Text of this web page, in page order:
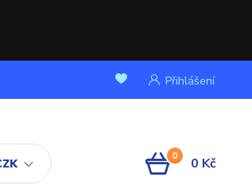
Přihlášení
0 0 Kč